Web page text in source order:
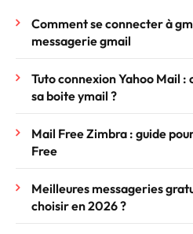
Comment se connecter à
messagerie gmail
Tuto connexion Yahoo Mail
sa boite ymail ?
Mail Free Zimbra : guide
Free
Meilleures messageries
choisir en 2026 ?